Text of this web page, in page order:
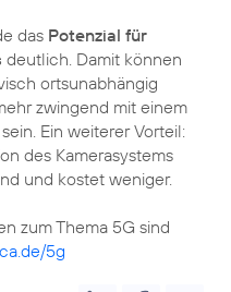
das Potenzial für
deutlich. Damit können
ortsunabhängig
zwingend mit einem
Ein weiterer Vorteil:
des Kamerasystems
und kostet weniger.
zum Thema 5G sind
5g